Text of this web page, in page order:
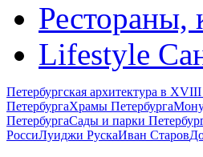
Рестораны,
Lifestyle
Петербургская архитектура в
ПетербургаХрамы Петербурга
ПетербургаСады и парки
РоссиЛуиджи РускаИван Старов